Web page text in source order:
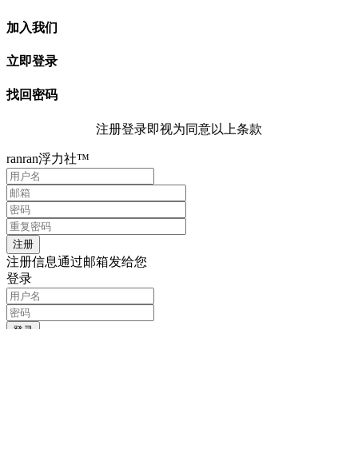
加入我们
立即登录
找回密码
注册登录即视为同意以上条款
ranran浮力社™
注册信息通过邮箱发给您
登录